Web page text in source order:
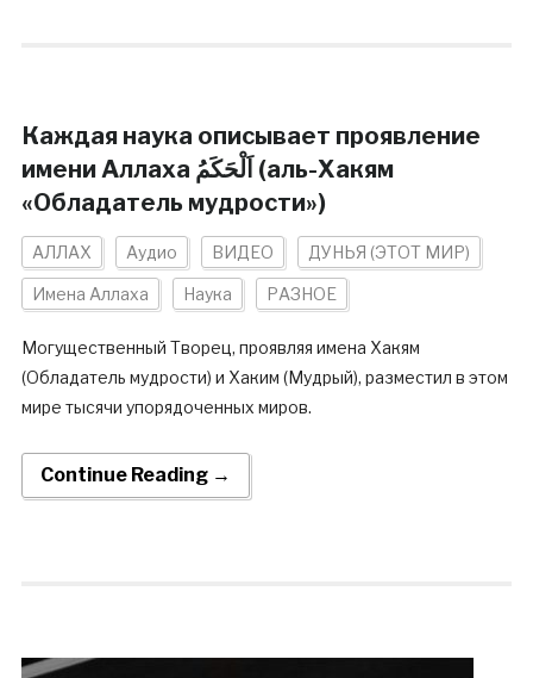
Каждая наука описывает проявление
имени Аллаха اَلْحَكَمُ (аль-Хакям
«Обладатель мудрости»)
АЛЛАХ Аудио ВИДЕО ДУНЬЯ (ЭТОТ МИР)
Имена Аллаха Наука РАЗНОЕ
Могущественный Творец, проявляя имена Хакям
(Обладатель мудрости) и Хаким (Мудрый), разместил в этом
мире тысячи упорядоченных миров.
Continue Reading →